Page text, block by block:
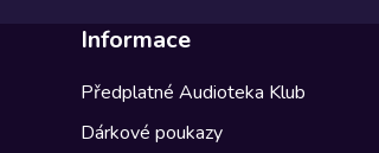
Informace
Předplatné Audioteka Klub
Dárkové poukazy